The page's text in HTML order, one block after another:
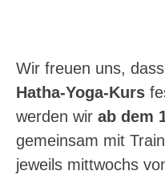
Wir freuen uns,
Hatha-Yoga-Kurs
werden wir ab dem
gemeinsam mit
jeweils mittwochs